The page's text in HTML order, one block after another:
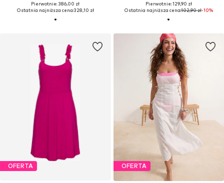
Pierwotnie: 386,00 zł
Ostatnia najniższa cena:328,10 zł
Pierwotnie: 129,90 zł
Ostatnia najniższa cena:102,90 zł-10%
OFERTA OFERTA